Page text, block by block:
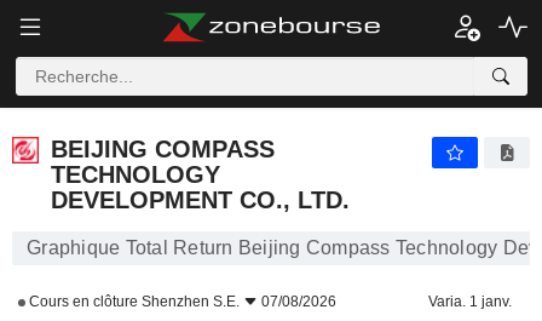
BEIJING COMPASS
TECHNOLOGY
DEVELOPMENT CO., LTD.
Graphique Total Return Beijing Compass Technology
Cours en clôture Shenzhen S.E. 07/08/2026 Varia. 1 janv.